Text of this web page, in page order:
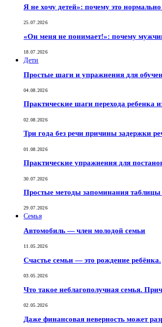
Я не хочу детей»: почему это
25.07.2026
«Он меня не понимает!»: почему
18.07.2026
Дети
Простые шаги и упражнения для
04.08.2026
Практические шаги перехода ребенка
02.08.2026
Три года без речи причины задержки
01.08.2026
Практические упражнения для
30.07.2026
Простые методы запоминания
29.07.2026
Семья
Автомобиль — член молодой семьи
11.05.2026
Счастье семьи — это рождение ребёнка.
03.05.2026
Что такое неблагополучная семья.
02.05.2026
Даже финансовая неверность может